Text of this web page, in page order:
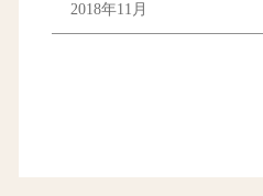
2018年11月